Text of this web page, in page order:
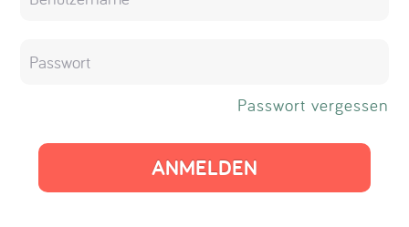
Passwort vergessen